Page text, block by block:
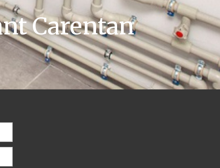
Carentan